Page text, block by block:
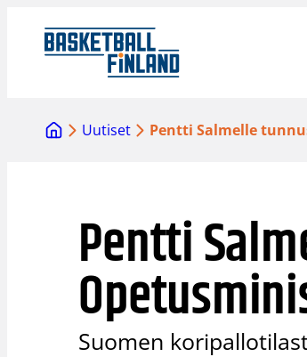
sisältöön
Uutiset Pentti Salmelle
Pentti
Suomen